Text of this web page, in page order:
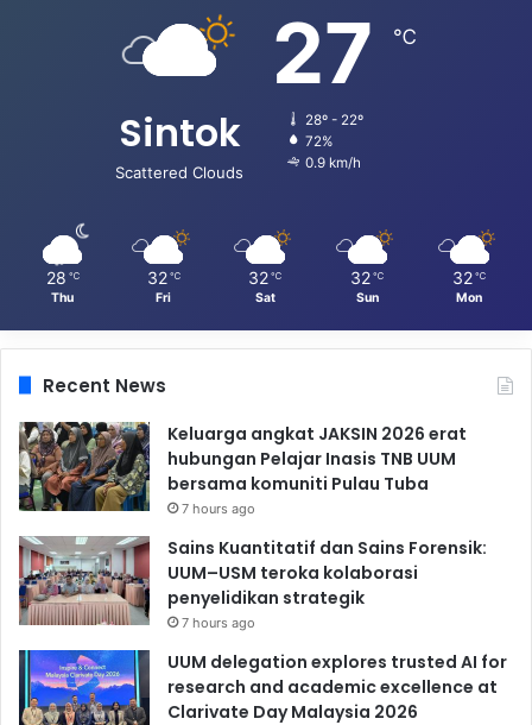
Sintok
Scattered Clouds
27 ℃
28º - 22º
72%
0.9 km/h
28 ℃
Thu
32 ℃
Fri
32 ℃
Sat
32 ℃
Sun
32 ℃
Mon
Recent News
Keluarga angkat JAKSIN 2026 erat
hubungan Pelajar Inasis TNB UUM
bersama komuniti Pulau Tuba
7 hours ago
Sains Kuantitatif dan Sains Forensik:
UUM–USM teroka kolaborasi
penyelidikan strategik
7 hours ago
UUM delegation explores trusted AI for
research and academic excellence at
Clarivate Day Malaysia 2026